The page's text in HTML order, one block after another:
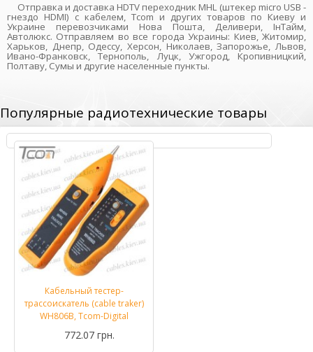
Отправка и доставка HDTV переходник MHL (штекер micro USB -
гнездо HDMI) с кабелем, Tcom и других товаров по Киеву и
Украине перевозчиками Нова Пошта, Деливери, ІнТайм,
Автолюкс. Отправляем во все города Украины: Киев, Житомир,
Харьков, Днепр, Одессу, Херсон, Николаев, Запорожье, Львов,
Ивано-Франковск, Тернополь, Луцк, Ужгород, Кропивницкий,
Полтаву, Сумы и другие населенные пункты.
Популярные радиотехнические товары
Кабельный тестер-
трассоискатель (cable traker)
WH806B, Tcom-Digital
772.07 грн.